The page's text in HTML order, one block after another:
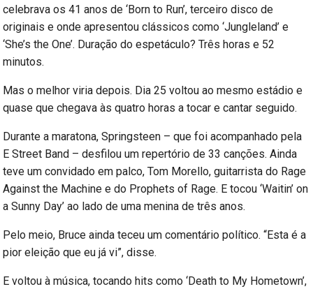
celebrava os 41 anos de ‘Born to Run’, terceiro disco de
originais e onde apresentou clássicos como ‘Jungleland’ e
‘She’s the One’. Duração do espetáculo? Três horas e 52
minutos.
Mas o melhor viria depois. Dia 25 voltou ao mesmo estádio e
quase que chegava às quatro horas a tocar e cantar seguido.
Durante a maratona, Springsteen – que foi acompanhado pela
E Street Band – desfilou um repertório de 33 canções. Ainda
teve um convidado em palco, Tom Morello, guitarrista do Rage
Against the Machine e do Prophets of Rage. E tocou ‘Waitin’ on
a Sunny Day’ ao lado de uma menina de três anos.
Pelo meio, Bruce ainda teceu um comentário político. “Esta é a
pior eleição que eu já vi”, disse.
E voltou à música, tocando hits como ‘Death to My Hometown’,